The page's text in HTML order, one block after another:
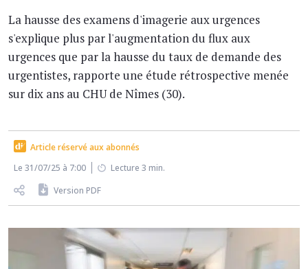
La hausse des examens d'imagerie aux urgences
s'explique plus par l'augmentation du flux aux
urgences que par la hausse du taux de demande des
urgentistes, rapporte une étude rétrospective menée
sur dix ans au CHU de Nîmes (30).
Article réservé aux abonnés
Le 31/07/25 à 7:00
Lecture 3 min.
Version PDF